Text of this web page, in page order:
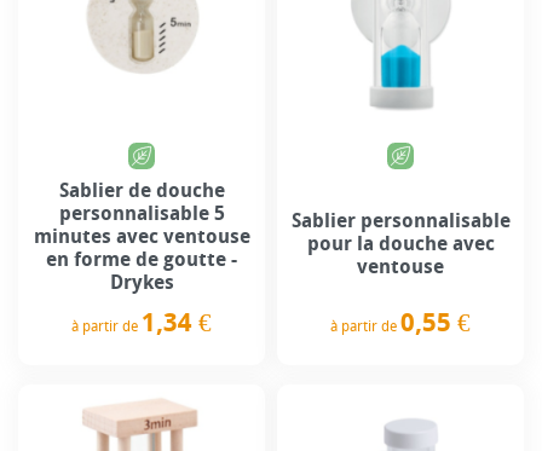
Sablier de douche
personnalisable 5
minutes avec ventouse
en forme de goutte -
Drykes
à partir de 1,34 €
Sablier personnalisable
pour la douche avec
ventouse
à partir de 0,55 €